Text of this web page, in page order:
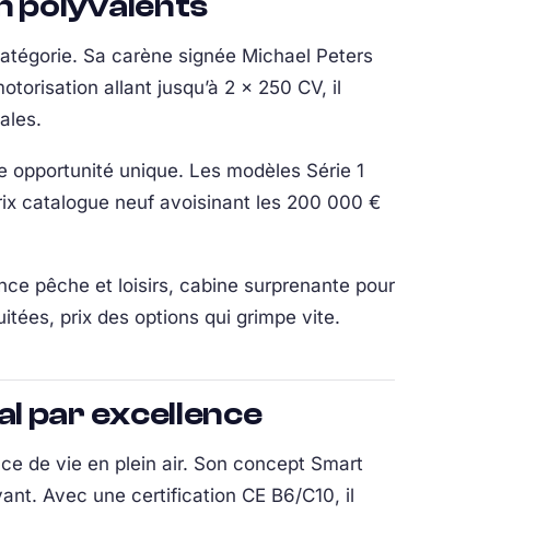
Sa carène signée Michael Peters
allant jusqu’à 2 x 250 CV, il
opportunité unique. Les modèles Série 1
catalogue neuf avoisinant les 200 000 €
pêche et loisirs, cabine surprenante pour
prix des options qui grimpe vite.
par excellence
de vie en plein air. Son concept Smart
Avec une certification CE B6/C10, il